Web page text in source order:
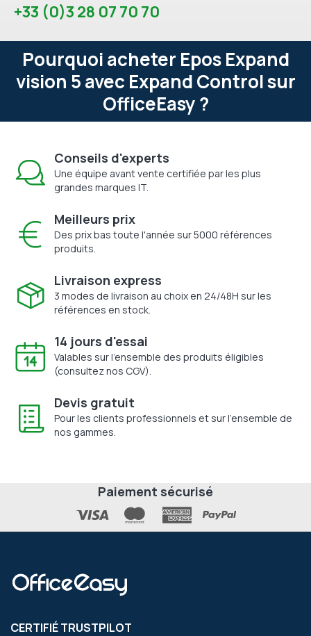
+33 (0)3 28 07 70 70
Pourquoi acheter Epos Expand
vision 5 avec Expand Control sur
OfficeEasy ?
Conseils d'experts
Une équipe avant vente certifiée par les plus
grandes marques IT.
Meilleurs prix
Des prix bas toute l'année sur 5000 références
produits.
Livraison express
3 modes de livraison au choix en 24/48H sur les
références en stock.
14 jours d'essai
Valables sur l'ensemble des produits éligibles
(consultez nos CGV).
Devis gratuit
Pour les clients professionnels et sur l'ensemble de
nos gammes.
Paiement sécurisé
CERTIFIÉ TRUSTPILOT